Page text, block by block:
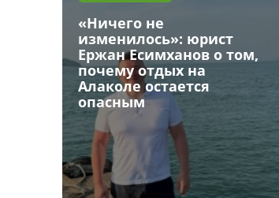
«Ничего не
изменилось»: юрист
Ержан Есимханов о том,
почему отдых на
Алаколе остается
опасным